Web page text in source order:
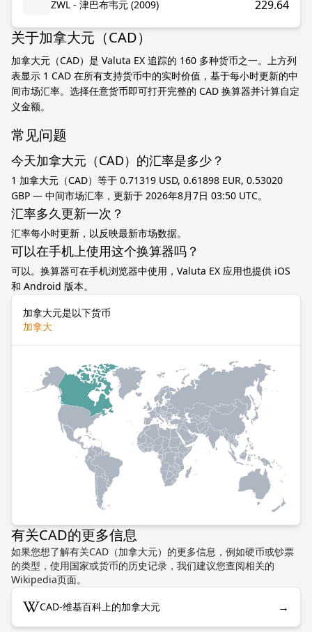
ZWL - 津巴布韦元 (2009) 229.64
关于加拿大元（CAD）
加拿大元（CAD）是 Valuta EX 追踪的 160 多种货币之一。上方列
表显示 1 CAD 在所有支持货币中的实时价值，基于每小时更新的中
间市场汇率。选择任意货币即可打开完整的 CAD 换算器并计算自定
义金额。
常见问题
今天加拿大元（CAD）的汇率是多少？
1 加拿大元（CAD）等于 0.71319 USD, 0.61898 EUR, 0.53020
GBP — 中间市场汇率，更新于 2026年8月7日 03:50 UTC。
汇率多久更新一次？
汇率每小时更新，以反映最新市场数据。
可以在手机上使用这个换算器吗？
可以。换算器可在手机浏览器中使用，Valuta EX 应用也提供 iOS
和 Android 版本。
加拿大元是以下货币
加拿大
有关CAD的更多信息
如果您想了解有关CAD（加拿大元）的更多信息，例如硬币或钞票
的类型，使用国家或货币的历史记录，我们建议您查阅相关的
Wikipedia页面。
CAD-维基百科上的加拿大元 →